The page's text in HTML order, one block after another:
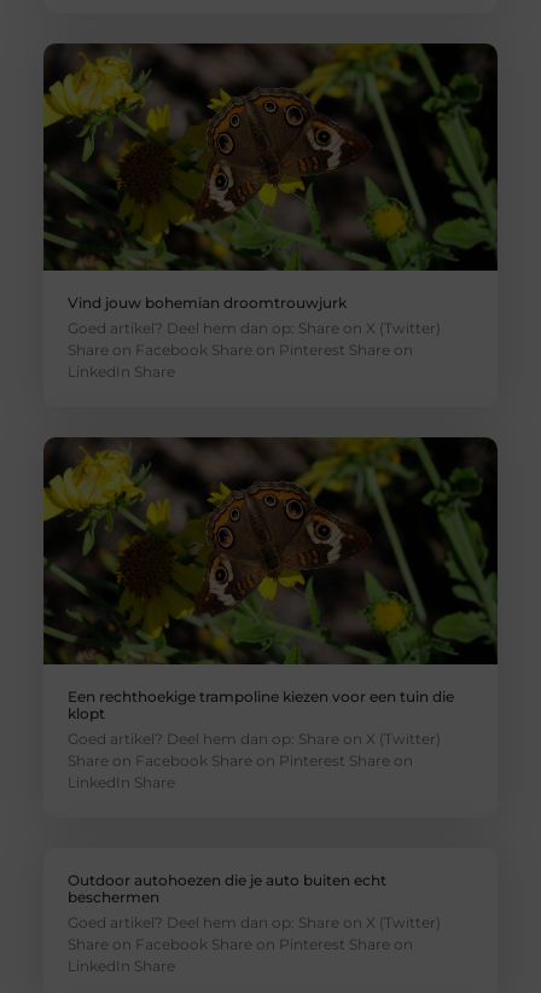
Vind jouw bohemian droomtrouwjurk
Goed artikel? Deel hem dan op: Share on X (Twitter)
Share on Facebook Share on Pinterest Share on
LinkedIn Share
Een rechthoekige trampoline kiezen voor een tuin die
klopt
Goed artikel? Deel hem dan op: Share on X (Twitter)
Share on Facebook Share on Pinterest Share on
LinkedIn Share
Outdoor autohoezen die je auto buiten echt
beschermen
Goed artikel? Deel hem dan op: Share on X (Twitter)
Share on Facebook Share on Pinterest Share on
LinkedIn Share